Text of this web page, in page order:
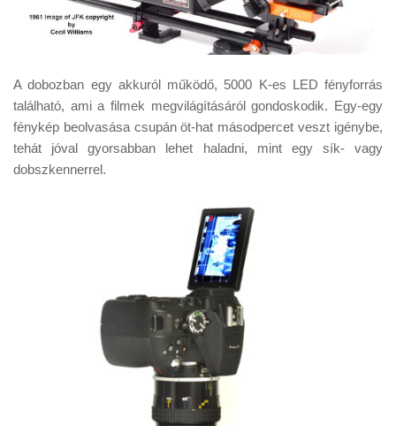
A dobozban egy akkuról működő, 5000 K-es LED fényforrás
található, ami a filmek megvilágításáról gondoskodik. Egy-egy
fénykép beolvasása csupán öt-hat másodpercet veszt igénybe,
tehát jóval gyorsabban lehet haladni, mint egy sík- vagy
dobszkennerrel.